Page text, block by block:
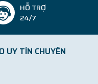
HỖ TRỢ
24/7
UY TÍN CHUYÊN